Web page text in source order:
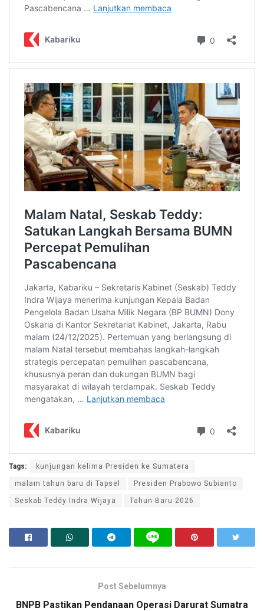
Tags: kunjungan kelima Presiden ke Sumatera
malam tahun baru di Tapsel Presiden Prabowo Subianto
Seskab Teddy Indra Wijaya Tahun Baru 2026
Post Sebelumnya
BNPB Pastikan Pendanaan Operasi Darurat Sumatra